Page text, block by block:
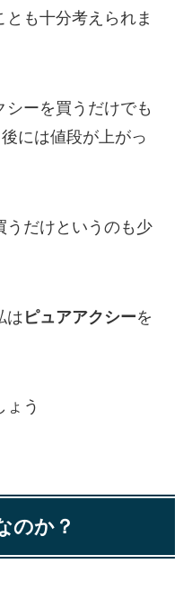
も十分考えられま
ーを買うだけでも
には値段が上がっ
うだけというのも少
は ピュアアクシーを
ょう
のか？